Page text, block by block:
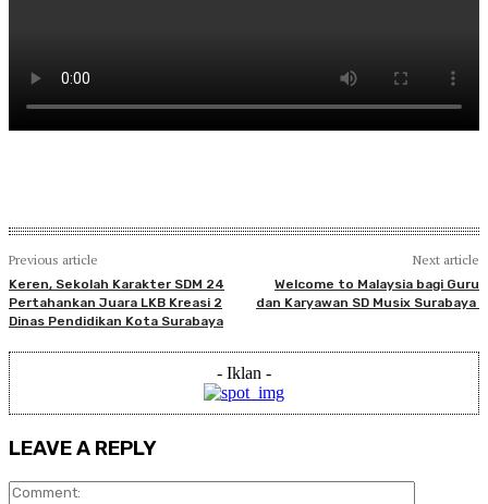
Previous article
Keren, Sekolah Karakter SDM 24
Pertahankan Juara LKB Kreasi 2
Dinas Pendidikan Kota Surabaya
Next article
Welcome to Malaysia bagi Guru
dan Karyawan SD Musix Surabaya
- Iklan -
LEAVE A REPLY